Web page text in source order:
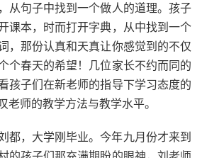
从句子中找到一个做人的道理。孩子
课本，时而打开字典，从中找到一个
，那份认真和天真让你感觉到的不仅
个春天的希望！几位家长不约而同的
孩子们在新老师的指导下学习态度的
老师的教学方法与教学水平。
都，大学刚毕业。今年九月份才来到